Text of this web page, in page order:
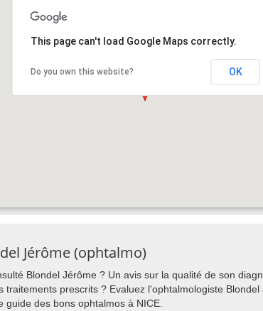
This page can't load Google Maps correctly.
Do you own this website? OK
Jérôme (ophtalmo)
Blondel Jérôme ? Un avis sur la qualité de son
traitements prescrits ? Evaluez l'ophtalmologiste
guide des bons ophtalmos à NICE.